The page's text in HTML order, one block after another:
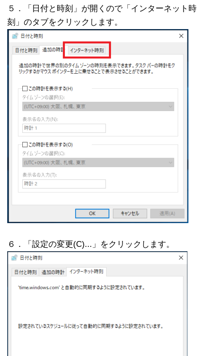
５．「日付と時刻」が開くので「インターネット時
刻」のタブをクリックします。
６．「設定の変更(C)...」をクリックします。